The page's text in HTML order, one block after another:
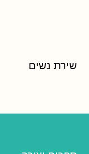
שירת נשים